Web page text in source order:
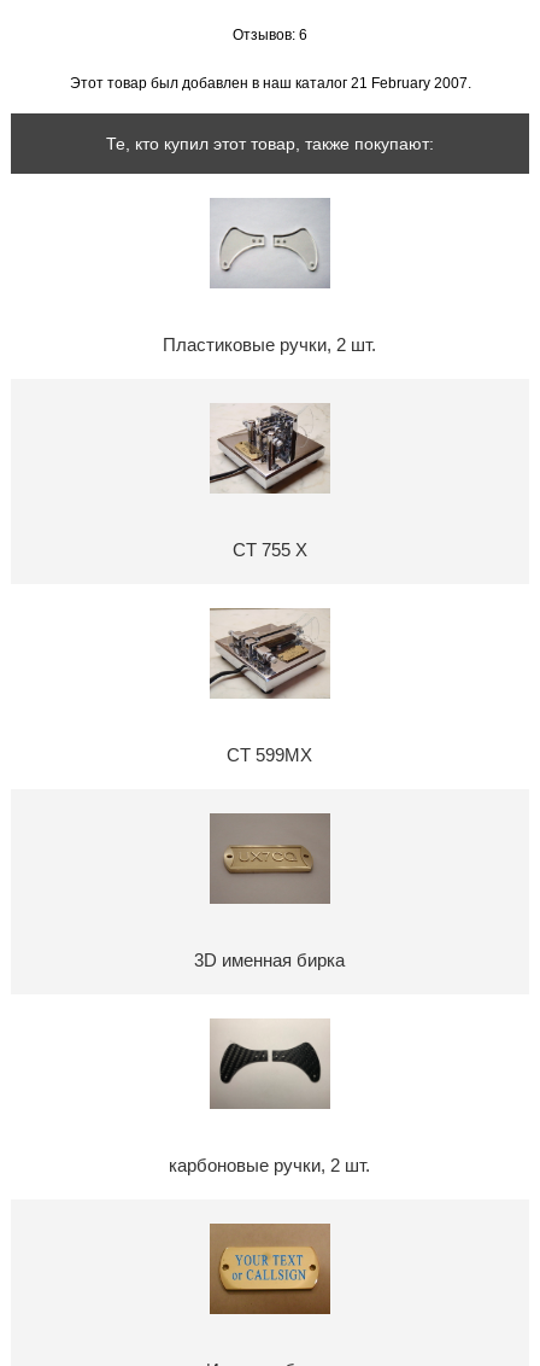
Отзывов: 6
Этот товар был добавлен в наш каталог 21 February 2007.
Те, кто купил этот товар, также покупают:
Пластиковые ручки, 2 шт.
CT 755 X
CT 599MX
3D именная бирка
карбоновые ручки, 2 шт.